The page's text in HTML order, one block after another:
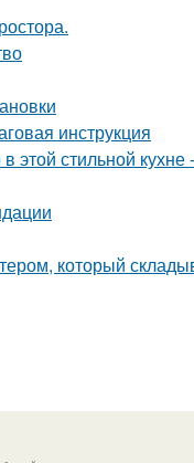
инструкция
стильной кухне
который